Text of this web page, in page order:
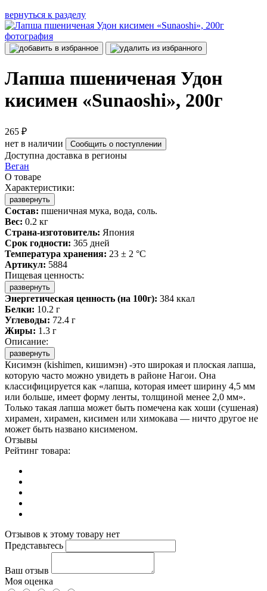
вернуться к разделу
Лапша пшениченая Удон
кисимен «Sunaoshi», 200г
265 ₽
нет в наличии
Сообщить о поступлении
Доступна доставка в регионы
Веган
О товаре
Характеристики:
развернуть
Состав: пшеничная мука, вода, соль.
Вес: 0.2 кг
Страна-изготовитель: Япония
Срок годности: 365 дней
Температура хранения: 23 ± 2 °C
Артикул: 5884
Пищевая ценность:
развернуть
Энергетическая ценность (на 100г): 384 ккал
Белки: 10.2 г
Углеводы: 72.4 г
Жиры: 1.3 г
Описание:
развернуть
Кисимэн (kishimen, кишимэн) -это широкая и плоская лапша,
которую часто можно увидеть в районе Нагои. Она
классифицируется как «лапша, которая имеет ширину 4,5 мм
или больше, имеет форму ленты, толщиной менее 2,0 мм».
Только такая лапша может быть помечена как хоши (сушеная)
хирамен, хирамен, кисимен или химокава — ничто другое не
может быть названо кисименом.
Отзывы
Рейтинг товара:
Отзывов к этому товару нет
Представьтесь
Ваш отзыв
Моя оценка